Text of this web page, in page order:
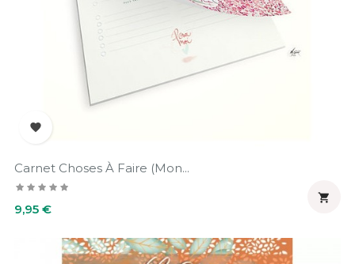

Carnet Choses À Faire (Mon...
Prix
9,95 €
